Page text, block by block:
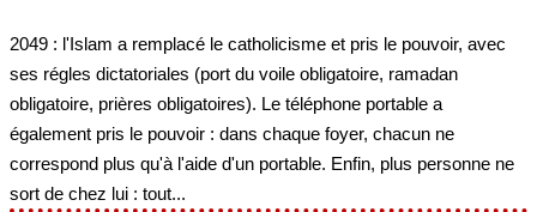
2049 : l'Islam a remplacé le catholicisme et pris le pouvoir, avec
ses régles dictatoriales (port du voile obligatoire, ramadan
obligatoire, prières obligatoires). Le téléphone portable a
également pris le pouvoir : dans chaque foyer, chacun ne
correspond plus qu'à l'aide d'un portable. Enfin, plus personne ne
sort de chez lui : tout...